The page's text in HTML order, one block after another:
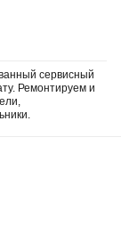
сервисный
Ремонтируем и